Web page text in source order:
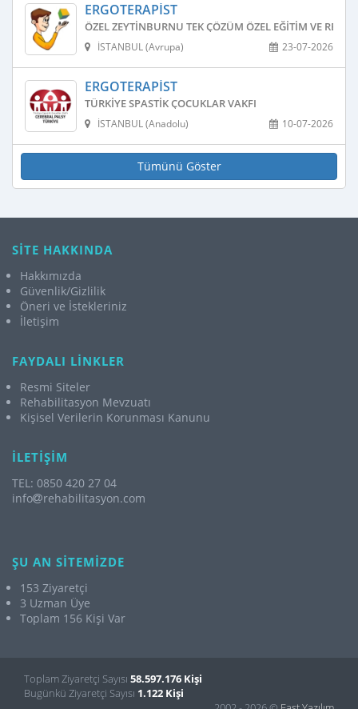
ERGOTERAPIST
ÖZEL ZEYTINBURNU TEK ÇÖZÜM ÖZEL EĞITIM VE
23-07-2026
İSTANBUL (Avrupa)
ERGOTERAPIST
TÜRKIYE SPASTIK ÇOCUKLAR VAKFI
10-07-2026
İSTANBUL (Anadolu)
Tümünü Göster
SİTE HAKKINDA
Hakkımızda
Güvenlik/Gizlilik
Öneri ve İstekleriniz
İletişim
FAYDALI LİNKLER
Resmi Siteler
Rehabilitasyon Mevzuatı
Kişisel Verilerin Korunması Kanunu
İLETİŞİM
TEL: 0850 420 27 04
info
rehabilitasyon.com
ŞU AN SİTEMİZDE
153 Ziyaretçi
3 Uzman Üye
Toplam 156 Kişi Var
Toplam Ziyaretçi Sayısı 58.597.176 Kişi
Bugünkü Ziyaretçi Sayısı 1.122 Kişi